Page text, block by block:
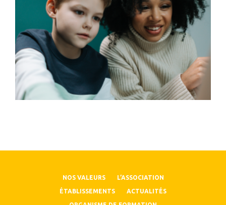
NOS VALEURS L’ASSOCIATION
ÉTABLISSEMENTS ACTUALITÉS